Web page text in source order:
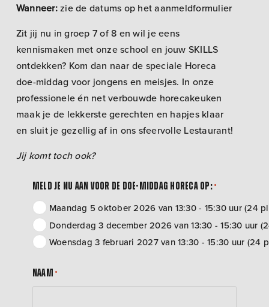
Wanneer:zie de datums op het aanmeldformulier
Zit jij nu in groep 7 of 8 en wil je eens
kennismaken met onze school en jouw SKILLS
ontdekken? Kom dan naar de speciale Horeca
doe-middag voor jongens en meisjes. In onze
professionele én net verbouwde horecakeuken
maak je de lekkerste gerechten en hapjes klaar
en sluit je gezellig af in ons sfeervolle Lestaurant!
Jij komt toch ook?
Meld je nu aan voor de doe-middag Horeca op: *
Maandag 5 oktober 2026 van 13:30 - 15:30 uur (24
Donderdag 3 december 2026 van 13:30 - 15:30 uur
Woensdag 3 februari 2027 van 13:30 - 15:30 uur (24
Naam *